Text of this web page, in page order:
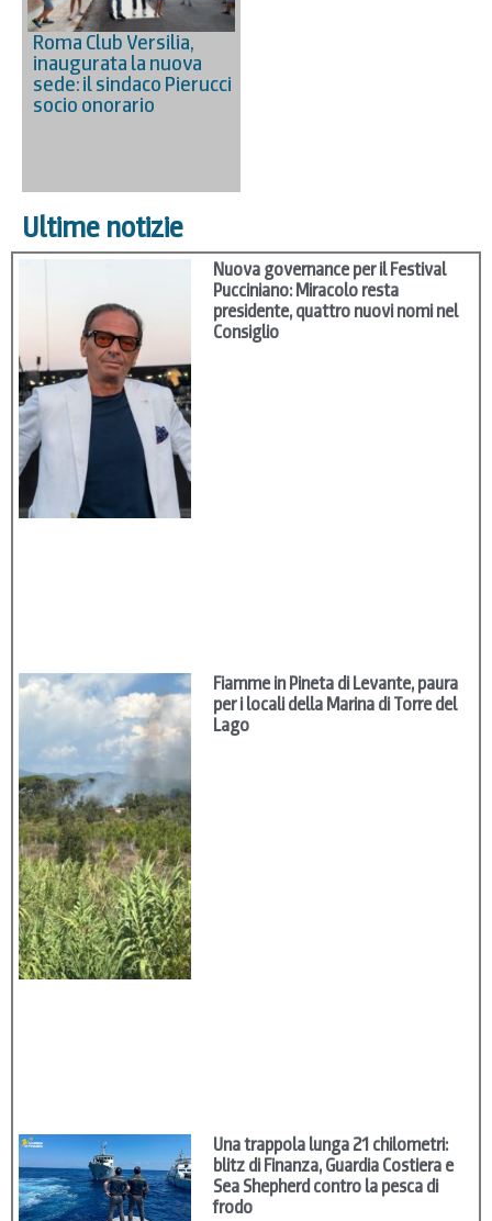
Roma Club Versilia,
inaugurata la nuova
sede: il sindaco Pierucci
socio onorario
Ultime notizie
Nuova governance per il Festival
Pucciniano: Miracolo resta
presidente, quattro nuovi nomi nel
Consiglio
Fiamme in Pineta di Levante, paura
per i locali della Marina di Torre del
Lago
Una trappola lunga 21 chilometri:
blitz di Finanza, Guardia Costiera e
Sea Shepherd contro la pesca di
frodo